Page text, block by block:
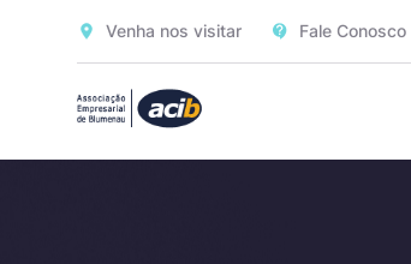
Venha nos visitar Fale Conosco